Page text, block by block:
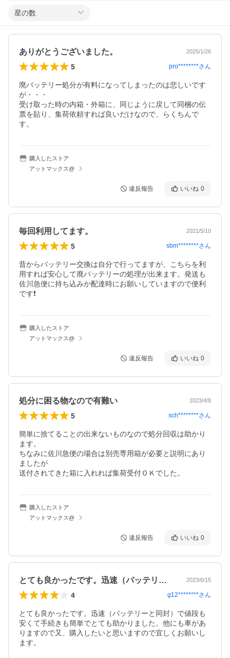
星の数
ありがとうございました。 2025/1/26
5 pro********さん
廃バッテリー処分が有料になってしまったのは悲しいです
が・・・
受け取った時の内箱・外箱に、同じように戻して同梱の伝
票を貼り、集荷依頼すれば良いだけなので、らくちんで
す。
購入したストア
アットマックス@
違反報告 いいね 0
毎回利用してます。 2021/5/10
5 sbm********さん
昔からバッテリー交換は自分で行ってますが、こちらを利
用すれば安心して廃バッテリーの処理が出来ます。発送も
佐川急便に持ち込みか配達時にお願いしていますので便利
です❗️
購入したストア
アットマックス@
違反報告 いいね 0
処分に困る物なので有難い 2023/4/8
5 sch********さん
簡単に捨てることの出来ないものなので処分回収は助かり
ます。
ちなみに佐川急便の場合は別売専用箱が必要と説明にあり
ましたが
購入したストア
アットマックス@
違反報告 いいね 0
とても良かったです。迅速（バッテリーと… 2023/6/15
4 g12********さん
とても良かったです。迅速（バッテリーと同封）で値段も
安くて手続きも簡単でとても助かりました。他にも車があ
りますので又、購入したいと思いますので宜しくお願いし
ます。